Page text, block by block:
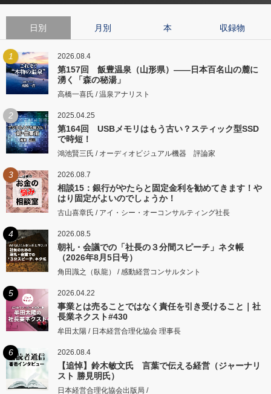
日別 月別 本 収録物
1 2026.08.4
第157回 飯豊温泉（山形県）――日本百名山の麓に
湧く「森の秘湯」
高橋一喜氏 / 温泉アナリスト
2 2025.04.25
第164回 USBメモリはもう古い？スティック型SSD
で時短！
鴻池賢三氏 / オーディオビジュアル機器 評論家
3 2026.08.7
相談15：銀行がやたらと固定金利を勧めてきます！や
はり固定がよいのでしょうか！
古山喜章氏 / アイ・シー・オーコンサルティング社長
4 2026.08.5
朝礼・会議での「社長の３分間スピーチ」ネタ帳
（2026年8月5日号）
角田識之（臥龍） / 感動経営コンサルタント
5 2026.04.22
事業とは売ることではなく責任を引き受けること｜社
長業ネクスト#430
牟田太陽 / 日本経営合理化協会 理事長
6 2026.08.4
【追悼】鈴木敏文氏 言葉で伝える経営（ジャーナリ
スト 勝見明氏）
日本経営合理化協会出版局 /